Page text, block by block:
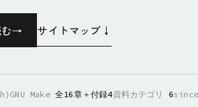
→ サイトマップ ↓
GNU Make 全16章＋付録4資料カテゴリ 6since